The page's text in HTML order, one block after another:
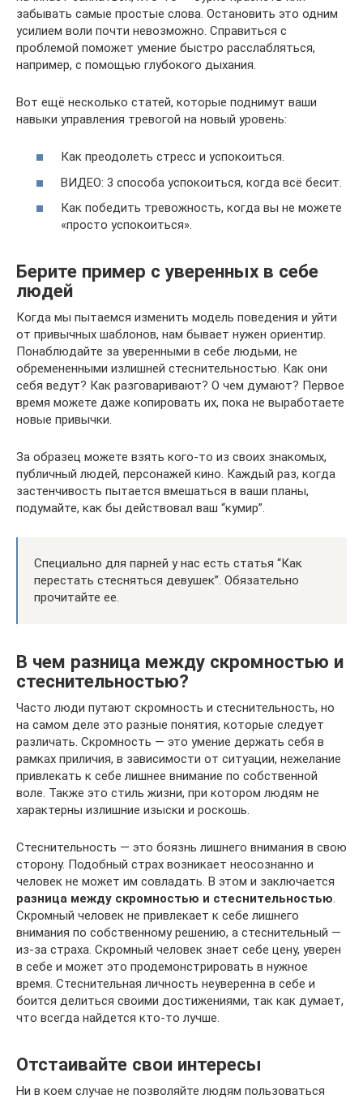
забывать самые простые слова. Остановить это одним
усилием воли почти невозможно. Справиться с
проблемой поможет умение быстро расслабляться,
например, с помощью глубокого дыхания.
Вот ещё несколько статей, которые поднимут ваши
навыки управления тревогой на новый уровень:
Как преодолеть стресс и успокоиться.
ВИДЕО: 3 способа успокоиться, когда всё бесит.
Как победить тревожность, когда вы не можете
«просто успокоиться».
Берите пример с уверенных в себе
людей
Когда мы пытаемся изменить модель поведения и уйти
от привычных шаблонов, нам бывает нужен ориентир.
Понаблюдайте за уверенными в себе людьми, не
обремененными излишней стеснительностью. Как они
себя ведут? Как разговаривают? О чем думают? Первое
время можете даже копировать их, пока не выработаете
новые привычки.
За образец можете взять кого-то из своих знакомых,
публичный людей, персонажей кино. Каждый раз, когда
застенчивость пытается вмешаться в ваши планы,
подумайте, как бы действовал ваш “кумир”.
Специально для парней у нас есть статья “Как
перестать стесняться девушек”. Обязательно
прочитайте ее.
В чем разница между скромностью и
стеснительностью?
Часто люди путают скромность и стеснительность, но
на самом деле это разные понятия, которые следует
различать. Скромность — это умение держать себя в
рамках приличия, в зависимости от ситуации, нежелание
привлекать к себе лишнее внимание по собственной
воле. Также это стиль жизни, при котором людям не
характерны излишние изыски и роскошь.
Стеснительность — это боязнь лишнего внимания в свою
сторону. Подобный страх возникает неосознанно и
человек не может им совладать. В этом и заключается
разница между скромностью и стеснительностью.
Скромный человек не привлекает к себе лишнего
внимания по собственному решению, а стеснительный —
из-за страха. Скромный человек знает себе цену, уверен
в себе и может это продемонстрировать в нужное
время. Стеснительная личность неуверенна в себе и
боится делиться своими достижениями, так как думает,
что всегда найдется кто-то лучше.
Отстаивайте свои интересы
Ни в коем случае не позволяйте людям пользоваться